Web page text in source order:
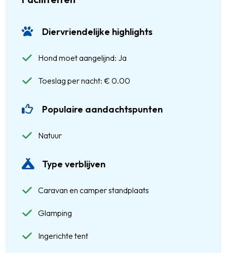
Diervriendelijke highlights
Hond moet aangelijnd: Ja
Toeslag per nacht: € 0.00
Populaire aandachtspunten
Natuur
Type verblijven
Caravan en camper standplaats
Glamping
Ingerichte tent